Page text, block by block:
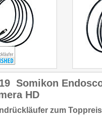
Somikon
HD
zum